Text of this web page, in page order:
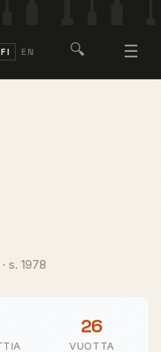
FI EN 🔍 ☰
· s. 1978
26
VUOTTA